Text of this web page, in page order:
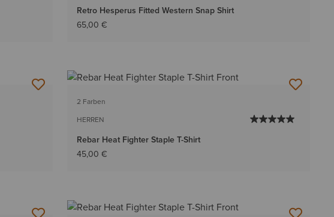
Retro Hesperus Fitted Western Snap Shirt
65,00 €
2 Farben
HERREN
Rebar Heat Fighter Staple T-Shirt
45,00 €